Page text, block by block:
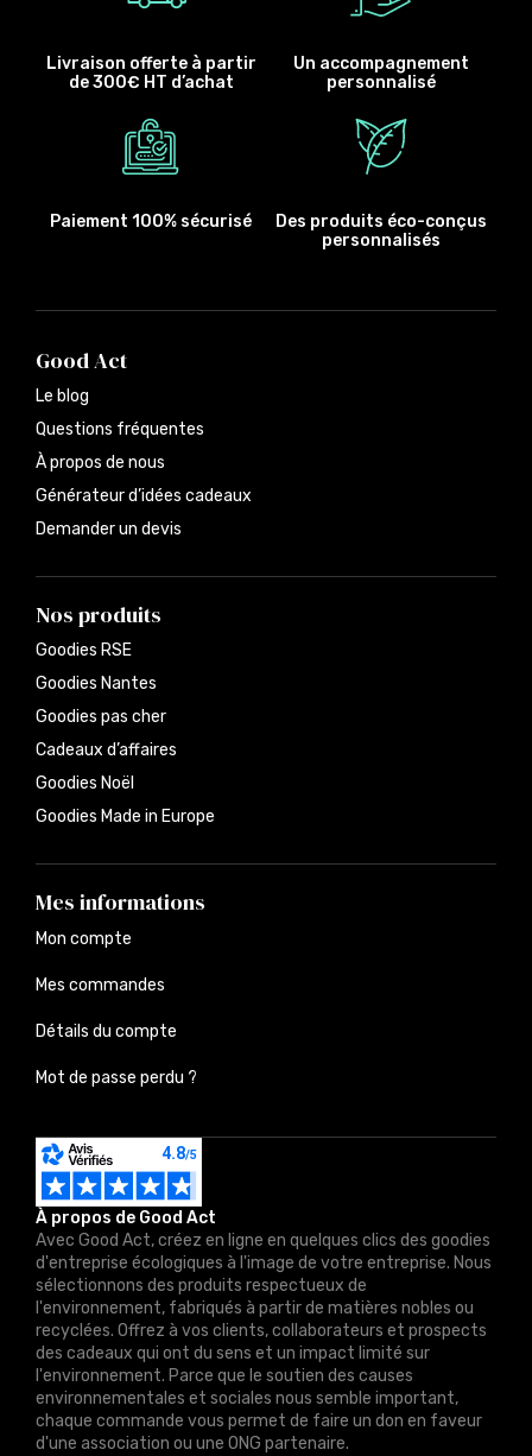
Livraison offerte à partir
de 300€ HT d’achat
Un accompagnement
personnalisé
Paiement 100% sécurisé
Des produits éco-conçus
personnalisés
À propos de Good Act
Avec Good Act, créez en ligne en quelques clics des goodies
d'entreprise écologiques à l'image de votre entreprise. Nous
sélectionnons des produits respectueux de
l'environnement, fabriqués à partir de matières nobles ou
recyclées. Offrez à vos clients, collaborateurs et prospects
des cadeaux qui ont du sens et un impact limité sur
l'environnement. Parce que le soutien des causes
environnementales et sociales nous semble important,
chaque commande vous permet de faire un don en faveur
d'une association ou une ONG partenaire.
Good Act
Le blog
Questions fréquentes
À propos de nous
Générateur d’idées cadeaux
Demander un devis
Nos produits
Goodies RSE
Goodies Nantes
Goodies pas cher
Cadeaux d’affaires
Goodies Noël
Goodies Made in Europe
Mes informations
Mon compte
Mes commandes
Détails du compte
Mot de passe perdu ?